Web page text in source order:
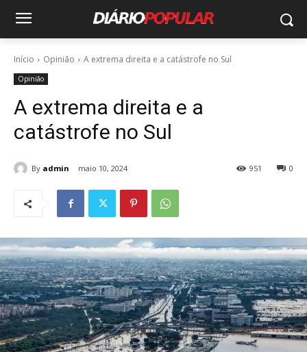
Início Opinião A extrema direita e a catástrofe no Sul
Opinião
A extrema direita e a
catástrofe no Sul
By admin maio 10, 2024 0
951